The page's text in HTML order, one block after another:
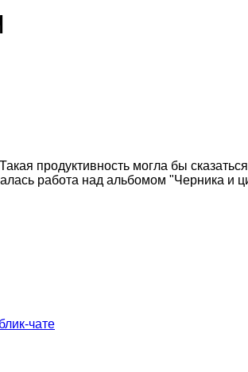
продуктивность могла бы
работа над альбомом "Черника
чате